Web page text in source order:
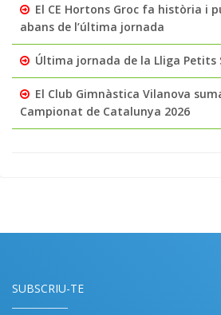
El CE Hortons Groc fa història i
abans de l’última jornada
Última jornada de la Lliga Petits
El Club Gimnàstica Vilanova
Campionat de Catalunya 2026
SUBSCRIU-TE